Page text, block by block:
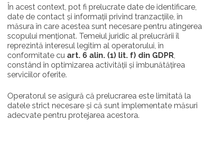
În acest context, pot fi prelucrate date de identificare,
date de contact și informații privind tranzacțiile, în
măsura în care acestea sunt necesare pentru atingerea
scopului menționat. Temeiul juridic al prelucrării îl
reprezintă interesul legitim al operatorului, în
conformitate cu art. 6 alin. (1) lit. f) din GDPR,
constând în optimizarea activității și îmbunătățirea
serviciilor oferite.
Operatorul se asigură că prelucrarea este limitată la
datele strict necesare și că sunt implementate măsuri
adecvate pentru protejarea acestora.